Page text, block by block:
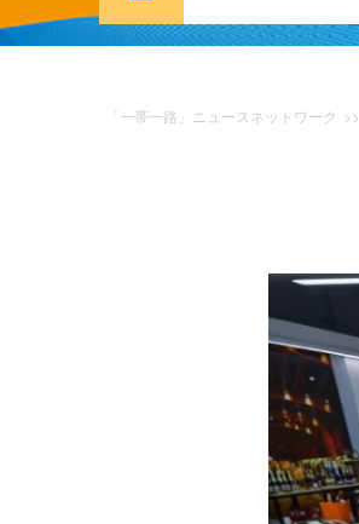
「一帯一路」ニュースネットワーク >>